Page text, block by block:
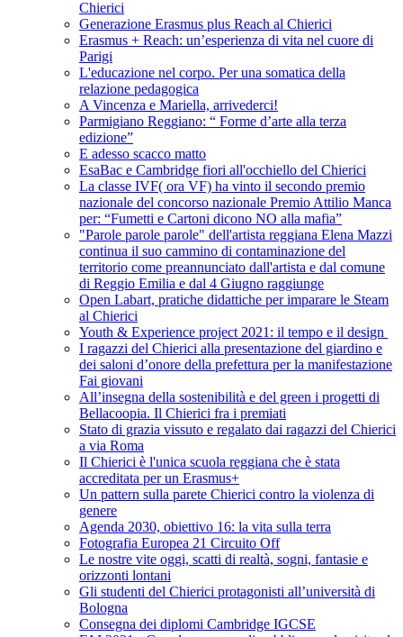
Chierici
Generazione Erasmus plus Reach al Chierici
Erasmus + Reach: un’esperienza di vita nel cuore di
Parigi
L'educazione nel corpo. Per una somatica della
relazione pedagogica
A Vincenza e Mariella, arrivederci!
Parmigiano Reggiano: “ Forme d’arte alla terza
edizione”
E adesso scacco matto
EsaBac e Cambridge fiori all'occhiello del Chierici
La classe IVF( ora VF) ha vinto il secondo premio
nazionale del concorso nazionale Premio Attilio Manca
per: “Fumetti e Cartoni dicono NO alla mafia”
"Parole parole parole" dell'artista reggiana Elena Mazzi
continua il suo cammino di contaminazione del
territorio come preannunciato dall'artista e dal comune
di Reggio Emilia e dal 4 Giugno raggiunge
Open Labart, pratiche didattiche per imparare le Steam
al Chierici
Youth & Experience project 2021: il tempo e il design
I ragazzi del Chierici alla presentazione del giardino e
dei saloni d’onore della prefettura per la manifestazione
Fai giovani
All’insegna della sostenibilità e del green i progetti di
Bellacoopia. Il Chierici fra i premiati
Stato di grazia vissuto e regalato dai ragazzi del Chierici
a via Roma
Il Chierici è l'unica scuola reggiana che è stata
accreditata per un Erasmus+
Un pattern sulla parete Chierici contro la violenza di
genere
Agenda 2030, obiettivo 16: la vita sulla terra
Fotografia Europea 21 Circuito Off
Le nostre vite oggi, scatti di realtà, sogni, fantasie e
orizzonti lontani
Gli studenti del Chierici protagonisti all’università di
Bologna
Consegna dei diplomi Cambridge IGCSE